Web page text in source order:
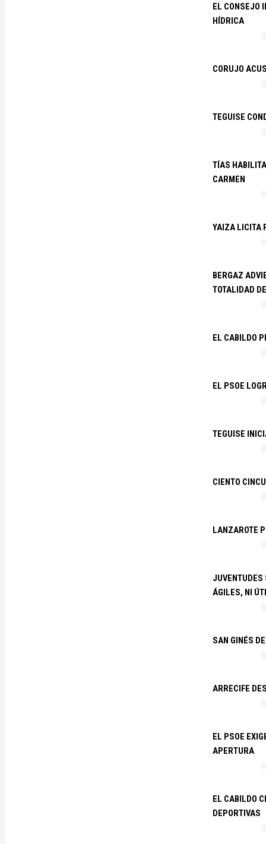
EL CONSEJO
HÍDRICA
CORUJO
TEGUISE
TÍAS
CARMEN
YAIZA LICITA
BERGAZ
TOTALIDAD
EL CABILDO
EL PSOE
TEGUISE
CIENTO
LANZAROTE
JUVENTUDES
ÁGILES, NI
SAN GINÉS
ARRECIFE
EL PSOE
APERTURA
EL CABILDO
DEPORTIVAS